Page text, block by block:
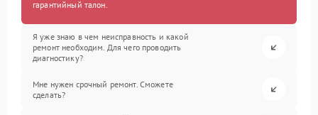
гарантийный талон.
Я уже знаю в чем неисправность и какой
ремонт необходим. Для чего проводить
диагностику?
Мне нужен срочный ремонт. Сможете
сделать?